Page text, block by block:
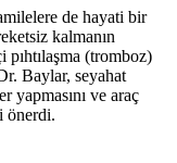
de hayati bir
kalmanın
(tromboz)
Baylar, seyahat
yapmasını ve araç
önerdi.